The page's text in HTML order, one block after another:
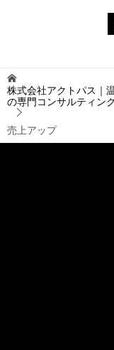
株式会社アクトパス｜
の専門コンサルティン
売上アップ